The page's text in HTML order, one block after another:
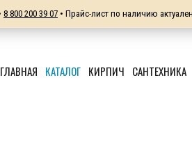
8 800 200 39 07 • Прайс-лист по наличию
ГЛАВНАЯ КАТАЛОГ КИРПИЧ САНТЕХНИКА